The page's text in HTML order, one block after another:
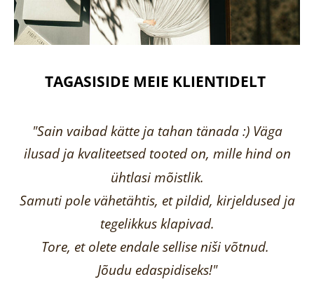
TAGASISIDE MEIE KLIENTIDELT
"Sain vaibad kätte ja tahan tänada :) Väga
ilusad ja kvaliteetsed tooted on, mille hind on
ühtlasi mõistlik.
Samuti pole vähetähtis, et pildid, kirjeldused ja
tegelikkus klapivad.
Tore, et olete endale sellise niši võtnud.
Jõudu edaspidiseks!"